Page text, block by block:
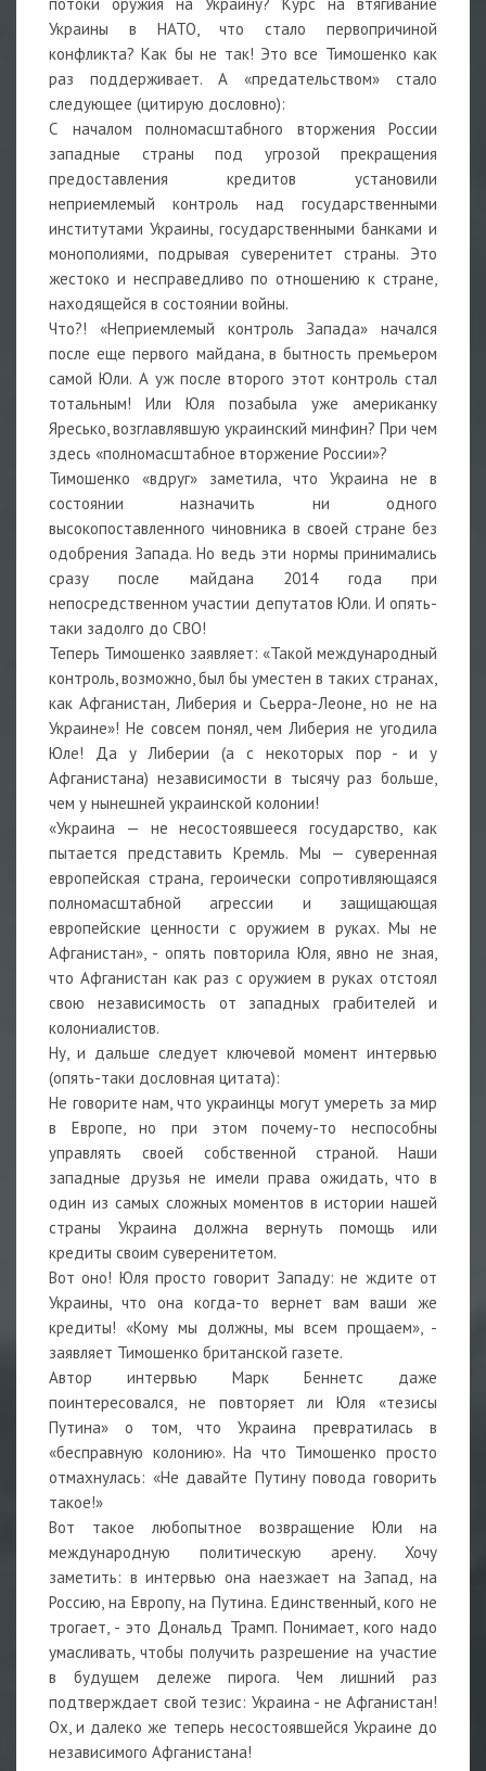
Украины в НАТО, что стало первопричиной
конфликта? Как бы не так! Это все Тимошенко как
раз поддерживает. А «предательством» стало
следующее (цитирую дословно):
С началом полномасштабного вторжения России
западные страны под угрозой прекращения
предоставления кредитов установили
неприемлемый контроль над государственными
институтами Украины, государственными банками и
монополиями, подрывая суверенитет страны. Это
жестоко и несправедливо по отношению к стране,
находящейся в состоянии войны.
Что?! «Неприемлемый контроль Запада» начался
после еще первого майдана, в бытность премьером
самой Юли. А уж после второго этот контроль стал
тотальным! Или Юля позабыла уже американку
Яресько, возглавлявшую украинский минфин? При чем
здесь «полномасштабное вторжение России»?
Тимошенко «вдруг» заметила, что Украина не в
состоянии назначить ни одного
высокопоставленного чиновника в своей стране без
одобрения Запада. Но ведь эти нормы принимались
сразу после майдана 2014 года при
непосредственном участии депутатов Юли. И опять-
таки задолго до СВО!
Теперь Тимошенко заявляет: «Такой международный
контроль, возможно, был бы уместен в таких странах,
как Афганистан, Либерия и Сьерра-Леоне, но не на
Украине»! Не совсем понял, чем Либерия не угодила
Юле! Да у Либерии (а с некоторых пор - и у
Афганистана) независимости в тысячу раз больше,
чем у нынешней украинской колонии!
«Украина — не несостоявшееся государство, как
пытается представить Кремль. Мы — суверенная
европейская страна, героически сопротивляющаяся
полномасштабной агрессии и защищающая
европейские ценности с оружием в руках. Мы не
Афганистан», - опять повторила Юля, явно не зная,
что Афганистан как раз с оружием в руках отстоял
свою независимость от западных грабителей и
колониалистов.
Ну, и дальше следует ключевой момент интервью
(опять-таки дословная цитата):
Не говорите нам, что украинцы могут умереть за мир
в Европе, но при этом почему-то неспособны
управлять своей собственной страной. Наши
западные друзья не имели права ожидать, что в
один из самых сложных моментов в истории нашей
страны Украина должна вернуть помощь или
кредиты своим суверенитетом.
Вот оно! Юля просто говорит Западу: не ждите от
Украины, что она когда-то вернет вам ваши же
кредиты! «Кому мы должны, мы всем прощаем», -
заявляет Тимошенко британской газете.
Автор интервью Марк Беннетс даже
поинтересовался, не повторяет ли Юля «тезисы
Путина» о том, что Украина превратилась в
«бесправную колонию». На что Тимошенко просто
отмахнулась: «Не давайте Путину повода говорить
такое!»
Вот такое любопытное возвращение Юли на
международную политическую арену. Хочу
заметить: в интервью она наезжает на Запад, на
Россию, на Европу, на Путина. Единственный, кого не
трогает, - это Дональд Трамп. Понимает, кого надо
умасливать, чтобы получить разрешение на участие
в будущем дележе пирога. Чем лишний раз
подтверждает свой тезис: Украина - не Афганистан!
Ох, и далеко же теперь несостоявшейся Украине до
независимого Афганистана!